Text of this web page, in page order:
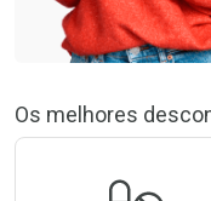
Os melhores